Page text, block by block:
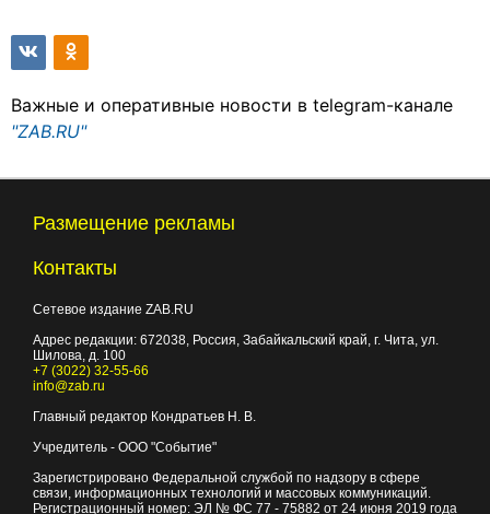
Важные и оперативные новости в telegram-канале
"ZAB.RU"
Размещение рекламы
Контакты
Сетевое издание ZAB.RU
Адрес редакции: 672038 , Россия, Забайкальский край, г. Чита ул.
Шилова, д. 100
+7 (3022) 32-55-66
info@zab.ru
Главный редактор Кондратьев Н. В.
Учредитель - ООО "Событие"
Зарегистрировано Федеральной службой по надзору в сфере
связи, информационных технологий и массовых коммуникаций.
Регистрационный номер: ЭЛ № ФС 77 - 75882 от 24 июня 2019 года